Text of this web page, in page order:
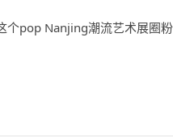
个pop Nanjing潮流艺术展圈